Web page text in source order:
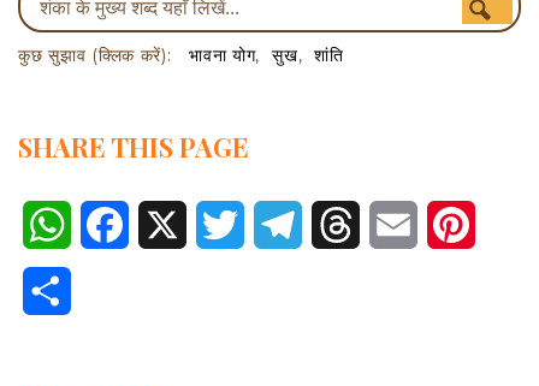
कुछ सुझाव (क्लिक करें): भावना योग सुख शांति
SHARE THIS PAGE
WhatsAppFacebook Twitter TelegramThreadsEmail